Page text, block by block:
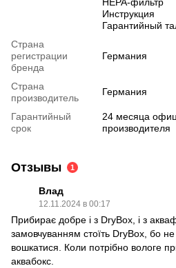
Инструкция
Гарантийный
Страна
регистрации
бренда
Германия
Страна
производитель
Германия
Гарантийный
срок
24 месяца
производителя
Отзывы 1
Влад
12.11.2024 в 00:17
Прибирає добре і з DryBox, і з
замовчуванням стоїть DryBox, бо
вошкатися. Коли потрібно вологе
аквабокс.